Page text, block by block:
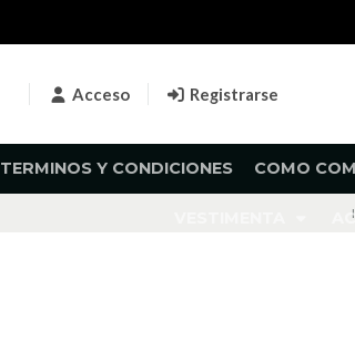
Acceso Registrarse
TERMINOS Y CONDICIONES COMO